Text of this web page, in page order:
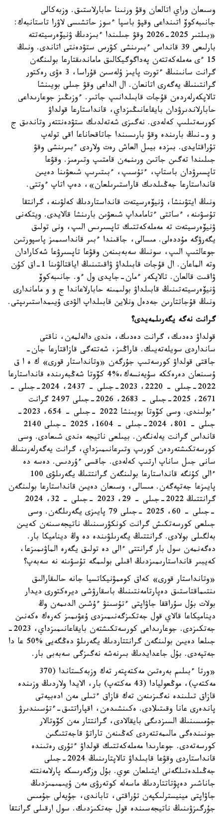
وسىعان وراي اتالعان وقۋ ورنىنا حابارلاستىق. وزبەكالى
جانىبەكوۆ اتىنداعى وقپۋ باسپا ءسوز حاتشىسى لاۋرا تاستانبەك:
«بىلتىر 2025-2026 وقۋ جىلىندا ءبىزدىڭ ۋنيۆەرسيتەتتە
بارلىعى 39 قانداس ءبىرىنشى كۋرس ستۋدەنتى اتاندى. ونىڭ
15 ءى مەملەكەتتەن پەداگوگيكالىق ماماندىقتارعا بولىنگەن
گرانت سانىنىڭ ءتورت پايىز ۇلەسىن قۇراسا، 3 ەۋى رەكتور
گرانتىنىڭ يەگەرى اتانعان. ال الداعى وقۋ جىلى بويىنشا
تالاپكەرلەردەن قۇجات قابىلدانىپ جاتىر. ءوزىڭىز جوعارىداعى
حابارلاندىرۋدان بايقاعانىڭىزداي، قانداستارعا قولداۋ
كورسەتىلىپ كەلەدى. نەگىزى شەتەلدىك ستۋدەنتتەر وتاندىق ج
و و-نىڭ بارىندە وقۋ بارىسىندا جاتاقحاناعا اقى تولەپ
تۇراقتايدى. بىزدە بيىل العاش رەت ولاردى ءبىرىنشى وقۋ
جىلىندا تەگىن جاتىن ورىنمەن قامتىپ وتىرمىز. وقۋعا
تاپسىرۋدان باستاپ، ءتۇسىپ، ءبىتىرىپ شىعۋىنا دەيىن
قانداستارعا جەڭىلدىك قاراستىرىلعان»، دەپ اتاپ ءوتتى.
ونىڭ ايتۋىنشا، ۋنيۆەرسيتەت قانداستاردىڭ كەلۋىنە، گرانتقا
تۇسۋىنە، ءساتتى ءتامامداپ شىعۋىن بارىنشا قالايدى. ويتكەنى
ۋنيۆەرسيتەت تە مەملەكەتتىك تاپسىرىس الىپ، ونى تولىق
يگەرۋگە مۇددەلى. مىسالى، جاقىندا ءبىر قانداسىمىز پاسپورتىن
جوعالتىپ الىپ، سونىڭ سەبەبىنەن وقۋعا تاپسىرۋعا شەكارادان
وتە الماعان. ال قۇجات قابىلداۋ ۋاقىتىنىڭ اياقتالۋىنا 1-اق كۇن
ۋاقىت قالعان. تالاپكەر ءمان-جايدى ول ءو. جانىبەكوۆ
ۋنيۆەرسيتەتىنىڭ قابىلداۋ بولىمىنە حابارلاعاندا ج و و ماماندارى
ونىڭ قۇجاتتارىن جەدەل ونلاين قابىلداپ الۋدى ۇيىمداستىرىپتى.
گرانت نەگە يگەرىلمەيدى؟
قولداۋ دەدىك، گرانت دەدىك، ەندى دالەلمەن، ناقتى
سانداردى سويلەتەيىك. قاراڭىز، شەتتەگى قازاقتارعا جان-
جاقتى قولداۋ كورسەتىپ جۇرگەن «وتانداستار قورى» ك ە ا ق
ۇسىنعان دەرەككە سۇيەنسەك،%4 كۆوتا شەڭبەرىندە قانداستارعا
2022-جىلى – 2220، 2023-جىلى – 2437، 2024-جىلى –
2671، 2025-جىلى – 2683، 2026-جىلى 2497 گرانت
ءبولىندى. وسى كۆوتا بويىنشا 2022 -جىلى – 654، 2023-
جىلى – 801، 2024-جىلى – 1604، 2025 -جىلى 2140
قانداس گرانت يەلەنگەن. بيىلعى ناتيجە ەندى شىعادى. وسى
كورسەتكىشتەردەن كورىپ وتىرعانىمىزداي، گرانت يەگەرلەرىنىڭ
سانى جىل ساناپ ارتىپ كەلەدى. جاقسى ءۇردىس. دەسە دە
ءالى كۇنگە قانداستارعا بولىنگەن گرانتتىڭ يگەرىلۋى 100
پايىزعا جەتپەگەن. مىسالى، وسىعان دەيىن قانداستارعا بولىنگەن
گرانتتىڭ 2022-جىلى – 29، 2023 -جىلى – 32، 2024
-جىلى – 60، 2025 -جىلى 79 پايىزى يگەرىلگەن. وسى
جىلعى كورسەتكىش گرانت كونكۋرسىنىڭ ناتيجەسىنەن كەيىن
بەلگىلى بولادى. گرانتتىڭ يگەرىلۋىندە دە وڭ ديناميكا بار.
دەگەنمەن سول بار گرانتتى ءالى دە تولىق يگەرە الماۋىمىزعا،
كەيبىر قانداستارىمىزدىڭ اقىلى بولىمگە تۇسۋىنە نە سەبەپ؟
«وتانداستار قورى» كەاق كوممۋنيكاتسيا جانە حالىقارالىق
ىنتىماقتاستىق دەپارتامەنتىنىڭ باسقارۋشى ديرەكتورى ديدار
بولات بۇل سۇراققا جاۋاپتى ءتۇسىنۋ ءۇشىن الدىمەن وڭ
ديناميكاعا قالاي قول جەتكىزگەنىمىزدى ۇعۋىمىز كەرەك ەكەنىن
جەتكىزدى. جوعارىداعى كورسەتكىشتەن بايقاعانىمىزداي، 2023-
جىلعا دەيىن بولىنگەن گرانتتاردىڭ يگەرىلۋ دەڭگەيى %50 عا دا
جەتپەدى. بۇل جاعدايدىڭ بىرنەشە نەگىزگى سەبەبى بار.
«ورتا ءبىلىم بەرەتىن مەكتەپتەر تەك وزبەكستاندا (370
مەكتەپ)، موڭعوليادا (43 مەكتەپ) بار، الايدا ولاردىڭ وزىندە
قازاق تىلىندە نەگىزىنەن تەك قازاق ءتىلى مەن ادەبيەتى
پاندەرى عانا وقىتىلادى. ەكىنشىدەن، اقپاراتتىق-ءتۇسىندىرۋ
جۇمىسىنىڭ السىزدىگى بايقالادى، گرانتتار مەن كۆوتالار
جونىندەگى مالىمەتتەردى كەڭىنەن تاراتۋ قاجەتتىگىن
كورسەتەدى. جوعارىدا مەملەكەتتىك قولداۋ ءتۇرى رەتىندە
قانداستاردى وقۋعا قابىلداۋ تالاپتارىنىڭ 2024-جىلى
جەڭىلدەتىلگەنى ايتىلعان عوي. بۇل وزگەرىسكە پارلامەنتتە
جاناشىر دەپۋتاتتاردىڭ ماسەلە كوتەرۋى مەن ۇيىمىمىزدىڭ
جاۋاپتى مينيسترلىكپەن تۇراقتى، تاباندى، جۇيەلى جۇمىس
جۇرگىزۋىنىڭ ناتيجەسىندە قول جەتكىزدىك. سول ارقىلى گرانتقا